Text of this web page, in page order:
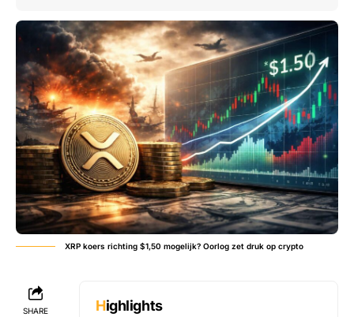
XRP koers richting $1,50 mogelijk? Oorlog zet druk op crypto
SHARE Highlights